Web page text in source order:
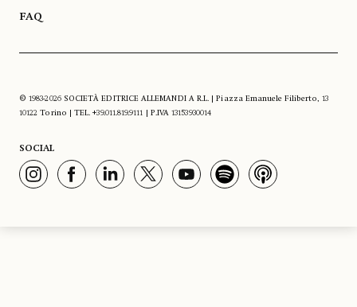
FAQ
© 1983-2026 SOCIETÀ EDITRICE ALLEMANDI A R.L. | Piazza Emanuele Filiberto, 13
10122 Torino | TEL. +39.011.819.9111 | P.IVA 13153930014
SOCIAL